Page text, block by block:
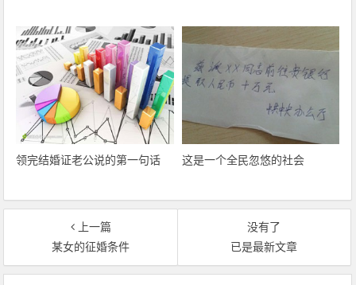
领完结婚证老公说的第一句话 这是一个全民忽悠的社会
上一篇
某女的征婚条件
没有了
已是最新文章